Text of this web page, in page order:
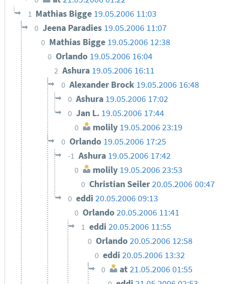
1 Mathias Bigge 19.05.2006 11:03
0 Jeena Paradies 19.05.2006 11:07
0 Mathias Bigge 19.05.2006 12:38
0 Orlando 19.05.2006 16:04
2 Ashura 19.05.2006 16:11
0 Alexander Brock 19.05.2006 16:48
0 Ashura 19.05.2006 17:02
0 Jan L. 19.05.2006 17:44
0 molily 19.05.2006 23:19
0 Orlando 19.05.2006 17:25
-1 Ashura 19.05.2006 17:42
0 molily 19.05.2006 23:53
0 Christian Seiler20.05.2006 00:47
0 eddi 20.05.2006 09:13
0 Orlando20.05.2006 11:41
1 eddi20.05.2006 11:55
0 Orlando20.05.2006 12:58
0 eddi 20.05.2006 13:32
0 at 21.05.2006 01:55